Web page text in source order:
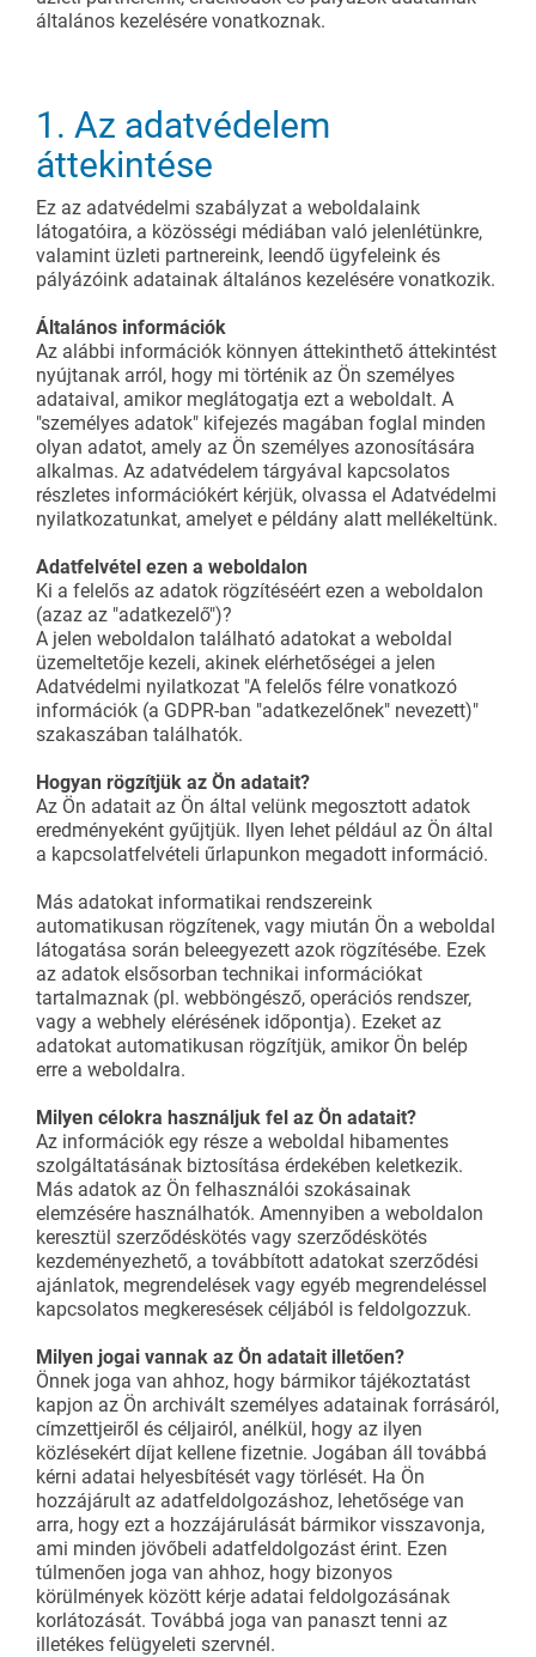
Whiteboard
FIFO állomás
SZOLGÁLTATÁSOK ÁTTEKINTÉSE
általános kezelésére vonatkoznak.
1. Az adatvédelem
áttekintése
Ez az adatvédelmi szabályzat a weboldalaink
látogatóira, a közösségi médiában való jelenlétünkre,
valamint üzleti partnereink, leendő ügyfeleink és
pályázóink adatainak általános kezelésére vonatkozik.
Általános információk
Az alábbi információk könnyen áttekinthető áttekintést
nyújtanak arról, hogy mi történik az Ön személyes
adataival, amikor meglátogatja ezt a weboldalt. A
"személyes adatok" kifejezés magában foglal minden
olyan adatot, amely az Ön személyes azonosítására
alkalmas. Az adatvédelem tárgyával kapcsolatos
részletes információkért kérjük, olvassa el Adatvédelmi
nyilatkozatunkat, amelyet e példány alatt mellékeltünk.
Adatfelvétel ezen a weboldalon
Ki a felelős az adatok rögzítéséért ezen a weboldalon
(azaz az "adatkezelő")?
A jelen weboldalon található adatokat a weboldal
üzemeltetője kezeli, akinek elérhetőségei a jelen
Adatvédelmi nyilatkozat "A felelős félre vonatkozó
információk (a GDPR-ban "adatkezelőnek" nevezett)"
szakaszában találhatók.
Hogyan rögzítjük az Ön adatait?
Az Ön adatait az Ön által velünk megosztott adatok
eredményeként gyűjtjük. Ilyen lehet például az Ön által
a kapcsolatfelvételi űrlapunkon megadott információ.
Más adatokat informatikai rendszereink
automatikusan rögzítenek, vagy miután Ön a weboldal
látogatása során beleegyezett azok rögzítésébe. Ezek
az adatok elsősorban technikai információkat
tartalmaznak (pl. webböngésző, operációs rendszer,
vagy a webhely elérésének időpontja). Ezeket az
adatokat automatikusan rögzítjük, amikor Ön belép
erre a weboldalra.
Milyen célokra használjuk fel az Ön adatait?
Az információk egy része a weboldal hibamentes
szolgáltatásának biztosítása érdekében keletkezik.
Más adatok az Ön felhasználói szokásainak
elemzésére használhatók. Amennyiben a weboldalon
keresztül szerződéskötés vagy szerződéskötés
kezdeményezhető, a továbbított adatokat szerződési
ajánlatok, megrendelések vagy egyéb megrendeléssel
kapcsolatos megkeresések céljából is feldolgozzuk.
Milyen jogai vannak az Ön adatait illetően?
Önnek joga van ahhoz, hogy bármikor tájékoztatást
kapjon az Ön archivált személyes adatainak forrásáról,
címzettjeiről és céljairól, anélkül, hogy az ilyen
közlésekért díjat kellene fizetnie. Jogában áll továbbá
kérni adatai helyesbítését vagy törlését. Ha Ön
hozzájárult az adatfeldolgozáshoz, lehetősége van
arra, hogy ezt a hozzájárulását bármikor visszavonja,
ami minden jövőbeli adatfeldolgozást érint. Ezen
túlmenően joga van ahhoz, hogy bizonyos
körülmények között kérje adatai feldolgozásának
korlátozását. Továbbá joga van panaszt tenni az
illetékes felügyeleti szervnél.